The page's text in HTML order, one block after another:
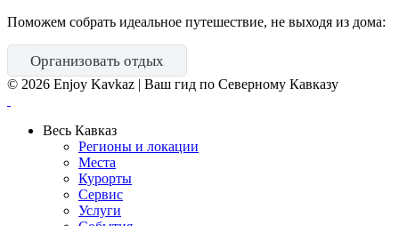
Поможем собрать идеальное путешествие, не выходя из дома:
Организовать отдых
© 2026 Enjoy Kavkaz | Ваш гид по Северному Кавказу
Весь Кавказ
Регионы и локации
Места
Курорты
Сервис
Услуги